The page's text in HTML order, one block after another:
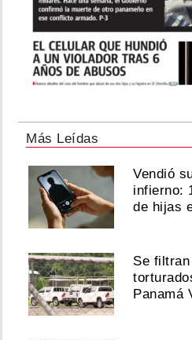
Más Leídas
Vendió
infierno:
de hijas
Se
Panamá